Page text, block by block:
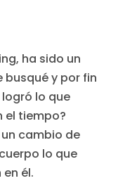
ha sido un
busqué y por fin
lo que
el tiempo?
cambio de
lo que
él.